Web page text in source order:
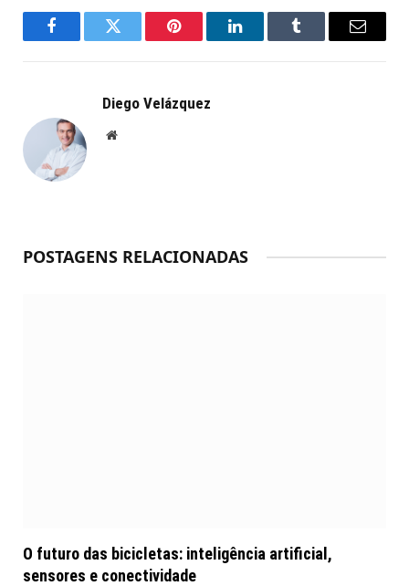
FacebookTwitter Pinterest LinkedInTumblr Email
Diego Velázquez
Website
POSTAGENS RELACIONADAS
O futuro das bicicletas: inteligência artificial,
sensores e conectividade